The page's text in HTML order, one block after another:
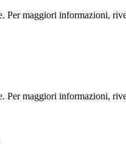
Per maggiori informazioni,
Per maggiori informazioni,